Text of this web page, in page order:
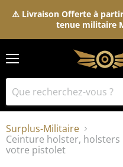
⚠️ Livraison Offerte à
tenue militaire
Surplus-Militaire
Ceinture holster,
votre pistolet